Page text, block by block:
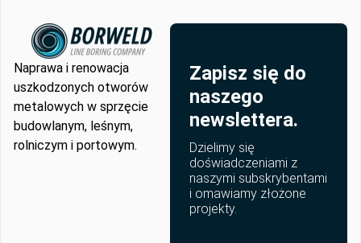
Naprawa i renowacja
uszkodzonych otworów
metalowych w sprzęcie
budowlanym, leśnym,
rolniczym i portowym.
Zapisz się do
naszego
newslettera.
Dzielimy się
doświadczeniami z
naszymi subskrybentami
i omawiamy złożone
projekty.